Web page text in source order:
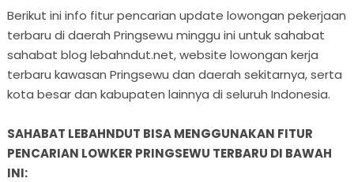
Berikut ini info fitur pencarian update lowongan pekerjaan
terbaru di daerah Pringsewu minggu ini untuk sahabat
sahabat blog lebahndut.net, website lowongan kerja
terbaru kawasan Pringsewu dan daerah sekitarnya, serta
kota besar dan kabupaten lainnya di seluruh Indonesia.
SAHABAT LEBAHNDUT BISA MENGGUNAKAN FITUR
PENCARIAN LOWKER PRINGSEWU TERBARU DI BAWAH
INI: